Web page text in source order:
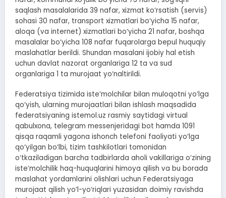
saqlash masalalarida 39 nafar, xizmat ko‘rsatish (servis)
sohasi 30 nafar, transport xizmatlari bo‘yicha 15 nafar,
aloqa (va internet) xizmatlari bo‘yicha 21 nafar, boshqa
masalalar bo‘yicha 108 nafar fuqarolarga bepul huquqiy
maslahatlar berildi. Shundan masalani ijobiy hal etish
uchun davlat nazorat organlariga 12 ta va sud
organlariga 1 ta murojaat yo‘naltirildi.
Federatsiya tizimida iste’molchilar bilan muloqotni yo‘lga
qo‘yish, ularning murojaatlari bilan ishlash maqsadida
federatsiyaning istemol.uz rasmiy saytidagi virtual
qabulxona, telegram messenjeridagi bot hamda 1091
qisqa raqamli yagona ishonch telefoni faoliyati yo‘lga
qo‘yilgan bo‘lbi, tizim tashkilotlari tomonidan
o‘tkaziladigan barcha tadbirlarda aholi vakillariga o‘zining
iste’molchilik haq-huquqlarini himoya qilish va bu borada
maslahat yordamlarini olishlari uchun Federatsiyaga
murojaat qilish yo‘l-yo‘riqlari yuzasidan doimiy ravishda